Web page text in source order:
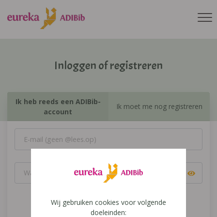
Inloggen of registreren
Ik heb reeds een ADIBib-
account
Ik moet me nog registreren
Inloggen
Wij gebruiken cookies voor volgende
doeleinden: